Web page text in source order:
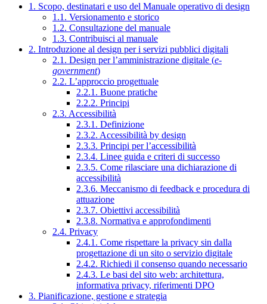
1. Scopo, destinatari e uso del Manuale operativo di design
1.1. Versionamento e storico
1.2. Consultazione del manuale
1.3. Contribuisci al manuale
2. Introduzione al design per i servizi pubblici digitali
2.1. Design per l’amministrazione digitale (e-
government)
2.2. L’approccio progettuale
2.2.1. Buone pratiche
2.2.2. Principi
2.3. Accessibilità
2.3.1. Definizione
2.3.2. Accessibilità by design
2.3.3. Principi per l’accessibilità
2.3.4. Linee guida e criteri di successo
2.3.5. Come rilasciare una dichiarazione di
accessibilità
2.3.6. Meccanismo di feedback e procedura di
attuazione
2.3.7. Obiettivi accessibilità
2.3.8. Normativa e approfondimenti
2.4. Privacy
2.4.1. Come rispettare la privacy sin dalla
progettazione di un sito o servizio digitale
2.4.2. Richiedi il consenso quando necessario
2.4.3. Le basi del sito web: architettura,
informativa privacy, riferimenti DPO
3. Pianificazione, gestione e strategia